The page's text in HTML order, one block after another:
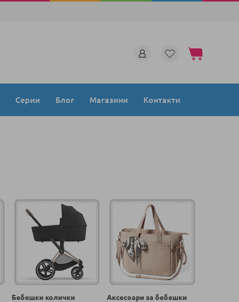
Моята количка
Серии Блог Магазини Контакти
Бебешки колички
Аксесоари за бебешки